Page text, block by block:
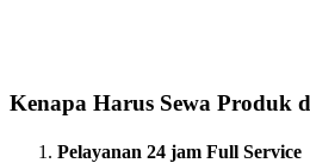
Kenapa Harus Sewa Produk
Pelayanan 24 jam Full Service